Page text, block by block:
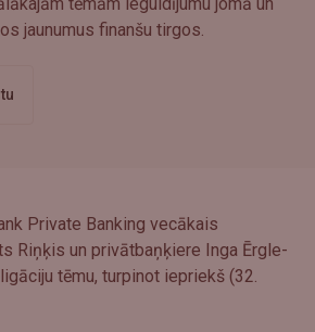
jaunumus finanšu tirgos.
Private Banking vecākais
Riņķis un privātbaņķiere Inga Ērgle-
tēmu, turpinot iepriekš (32.